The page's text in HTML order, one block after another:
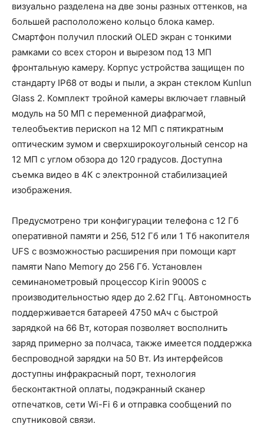
визуально разделена на две зоны разных оттенков, на
большей распололожено кольцо блока камер.
Смартфон получил плоский OLED экран с тонкими
рамками со всех сторон и вырезом под 13 МП
фронтальную камеру. Корпус устройства защищен по
стандарту IP68 от воды и пыли, а экран стеклом Kunlun
Glass 2. Комплект тройной камеры включает главный
модуль на 50 МП с переменной диафрагмой,
телеобъектив перископ на 12 МП с пятикратным
оптическим зумом и сверхширокоугольный сенсор на
12 МП с углом обзора до 120 градусов. Доступна
съемка видео в 4К с электронной стабилизацией
изображения.
Предусмотрено три конфигурации телефона с 12 Гб
оперативной памяти и 256, 512 Гб или 1 Тб накопителя
UFS с возможностью расширения при помощи карт
памяти Nano Memory до 256 Гб. Установлен
семинанометровый процессор Kirin 9000S с
производительностью ядер до 2.62 ГГц. Автономность
поддерживается батареей 4750 мАч с быстрой
зарядкой на 66 Вт, которая позволяет восполнить
заряд примерно за полчаса, также имеется поддержка
беспроводной зарядки на 50 Вт. Из интерфейсов
доступны инфракрасный порт, технология
бесконтактной оплаты, подэкранный сканер
отпечатков, сети Wi-Fi 6 и отправка сообщений по
спутниковой связи.